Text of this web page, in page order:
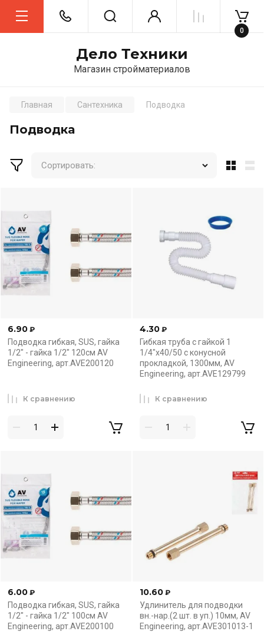
Дело Техники
Магазин стройматериалов
0
Главная Сантехника Подводка
Подводка
Сортировать:
6.90 ₽
Подводка гибкая, SUS, гайка
1/2" - гайка 1/2" 120см AV
Engineering, арт.AVE200120
К сравнению
4.30 ₽
Гибкая труба с гайкой 1
1/4"х40/50 с конусной
прокладкой, 1300мм, AV
Engineering, арт.AVE129799
К сравнению
6.00 ₽
Подводка гибкая, SUS, гайка
1/2" - гайка 1/2" 100см AV
Engineering, арт.AVE200100
10.60 ₽
Удлинитель для подводки
вн.-нар.(2 шт. в уп.) 10мм, AV
Engineering, арт.AVE301013-1